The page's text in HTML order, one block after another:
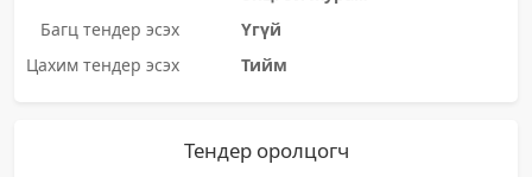
Багц тендер эсэх
Үгүй
Цахим тендер эсэх
Тийм
Тендер оролцогч